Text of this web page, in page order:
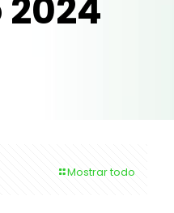
2024
Mostrar todo